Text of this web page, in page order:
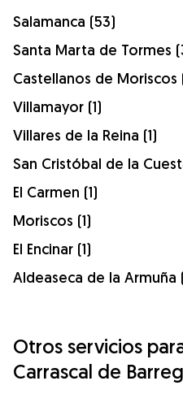
Salamanca (53)
Santa Marta de Tormes
Castellanos de Moriscos
Villamayor (1)
Villares de la Reina (1)
San Cristóbal de la
El Carmen (1)
Moriscos (1)
El Encinar (1)
Aldeaseca de la Armuña
Otros servicios
Carrascal de